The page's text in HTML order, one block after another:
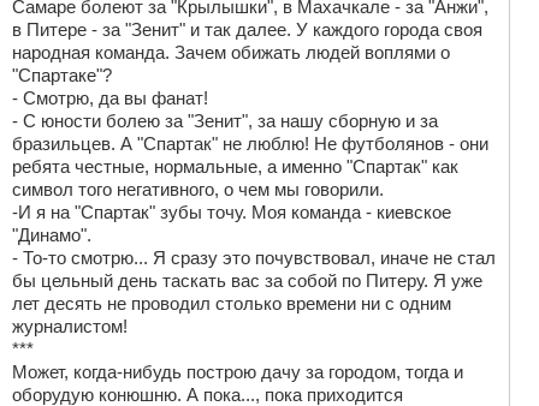
Самаре болеют за "Крылышки", в Махачкале - за "Анжи",
в Питере - за "Зенит" и так далее. У каждого города своя
народная команда. Зачем обижать людей воплями о
"Спартаке"?
- Смотрю, да вы фанат!
- С юности болею за "Зенит", за нашу сборную и за
бразильцев. А "Спартак" не люблю! Не футболянов - они
ребята честные, нормальные, а именно "Спартак" как
символ того негативного, о чем мы говорили.
-И я на "Спартак" зубы точу. Моя команда - киевское
"Динамо".
- То-то смотрю... Я сразу это почувствовал, иначе не стал
бы цельный день таскать вас за собой по Питеру. Я уже
лет десять не проводил столько времени ни с одним
журналистом!
***
Может, когда-нибудь построю дачу за городом, тогда и
оборудую конюшню. А пока..., пока приходится